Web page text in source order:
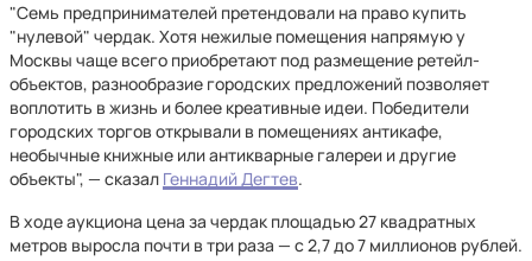
"Семь предпринимателей претендовали на право купить
"нулевой" чердак. Хотя нежилые помещения напрямую у
Москвы чаще всего приобретают под размещение ретейл-
объектов, разнообразие городских предложений позволяет
воплотить в жизнь и более креативные идеи. Победители
городских торгов открывали в помещениях антикафе,
необычные книжные или антикварные галереи и другие
объекты", — сказал Геннадий Дегтев.
В ходе аукциона цена за чердак площадью 27 квадратных
метров выросла почти в три раза — с 2,7 до 7 миллионов рублей.